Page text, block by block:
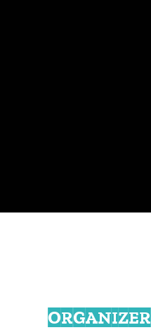
ORGANIZER